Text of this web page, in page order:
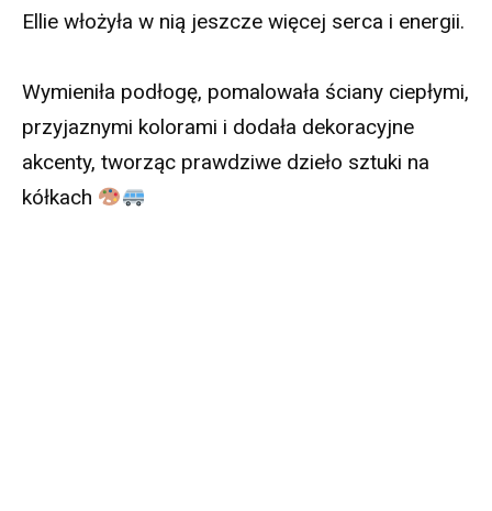
Ellie włożyła w nią jeszcze więcej serca i energii.
Wymieniła podłogę, pomalowała ściany ciepłymi,
przyjaznymi kolorami i dodała dekoracyjne
akcenty, tworząc prawdziwe dzieło sztuki na
kółkach